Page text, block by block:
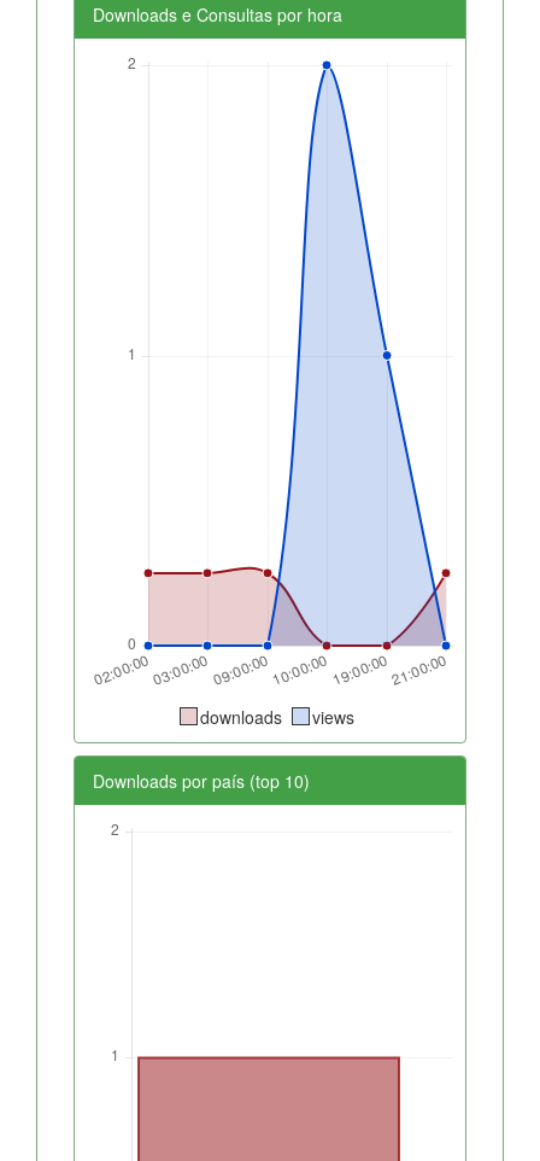
Downloads e Consultas por hora
downloads views
Downloads por país (top 10)